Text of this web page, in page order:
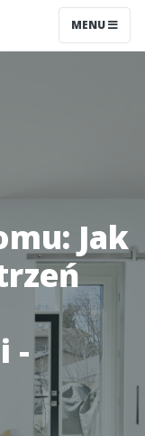
MENU
Jak
-